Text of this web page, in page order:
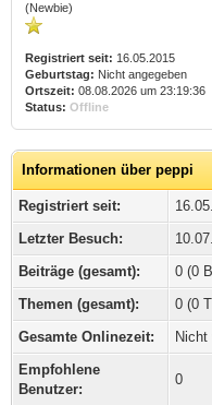
(Newbie)
Registriert seit: 16.05.2015
Geburtstag: Nicht angegeben
Ortszeit: 08.08.2026 um 23:19:36
Status: Offline
Informationen über peppi
Registriert seit:
Letzter Besuch:
Beiträge (gesamt):
0 (0
Themen (gesamt):
0 (0
Gesamte Onlinezeit:
Nicht
Empfohlene
Benutzer:
0